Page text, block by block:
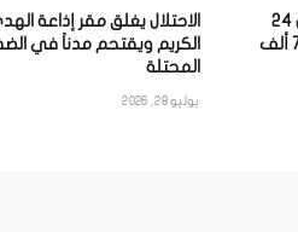
شهيدان و29 إصابة في غزة خلال 24
ساعة.. وحصيلة العدوان تتجاوز 73 ألف
الاحتلال يغلق مقر إذاعة
الكريم ويقتحم مدناً في
المحتلة
يوليو 28, 2026